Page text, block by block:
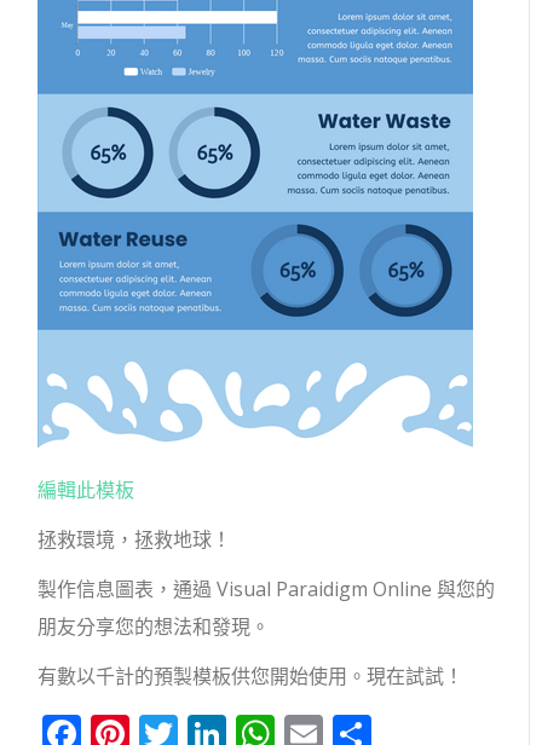
編輯此模板
拯救環境，拯救地球！
製作信息圖表，通過 Visual Paraidigm Online 與您的
朋友分享您的想法和發現。
有數以千計的預製模板供您開始使用。現在試試！
Facebook
Pinterest
Twitter
LinkedIn
WhatsApp
Email